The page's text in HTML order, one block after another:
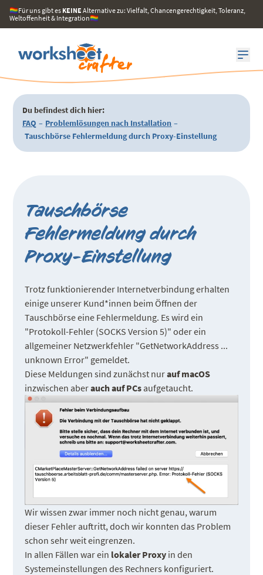
🏳️‍🌈Für uns gibt es KEINE Alternative zu: Vielfalt, Chancengerechtigkeit, Toleranz,
Weltoffenheit & Integration🏳️‍🌈
Du befindest dich hier:
FAQ – Problemlösungen nach Installation –
Tauschbörse Fehlermeldung durch Proxy-Einstellung
Tauschbörse
Fehlermeldung durch
Proxy-Einstellung
Trotz funktionierender Internetverbindung erhalten
einige unserer Kund*innen beim Öffnen der
Tauschbörse eine Fehlermeldung. Es wird ein
"Protokoll-Fehler (SOCKS Version 5)" oder ein
allgemeiner Netzwerkfehler "GetNetworkAddress ...
unknown Error" gemeldet.
Diese Meldungen sind zunächst nurauf macOS
inzwischen aberauch auf PCs aufgetaucht.
Wir wissen zwar immer noch nicht genau, warum
dieser Fehler auftritt, doch wir konnten das Problem
schon sehr weit eingrenzen.
In allen Fällen war ein lokaler Proxy in den
Systemeinstellungen des Rechners konfiguriert.